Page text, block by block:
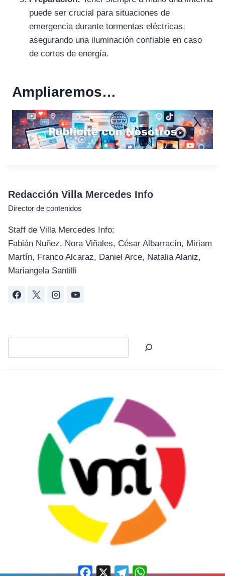
puede ser crucial para situaciones de
emergencia durante tormentas eléctricas,
asegurando una iluminación confiable en caso
de cortes de energía.
Ampliaremos…
Redacción Villa Mercedes Info
Director de contenidos
Staff de Villa Mercedes Info:
Fabián Nuñez, Nora Viñales, César Albarracín, Miriam
Martín, Franco Alcaraz, Daniel Arce, Natalia Alaniz,
Mariangela Santilli
Facebook
X Telegram